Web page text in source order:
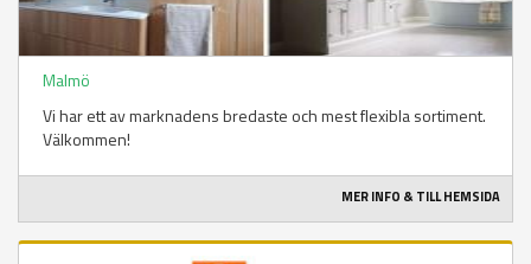
Malmö
Vi har ett av marknadens bredaste och mest flexibla sortiment.
Välkommen!
MER INFO & TILL HEMSIDA